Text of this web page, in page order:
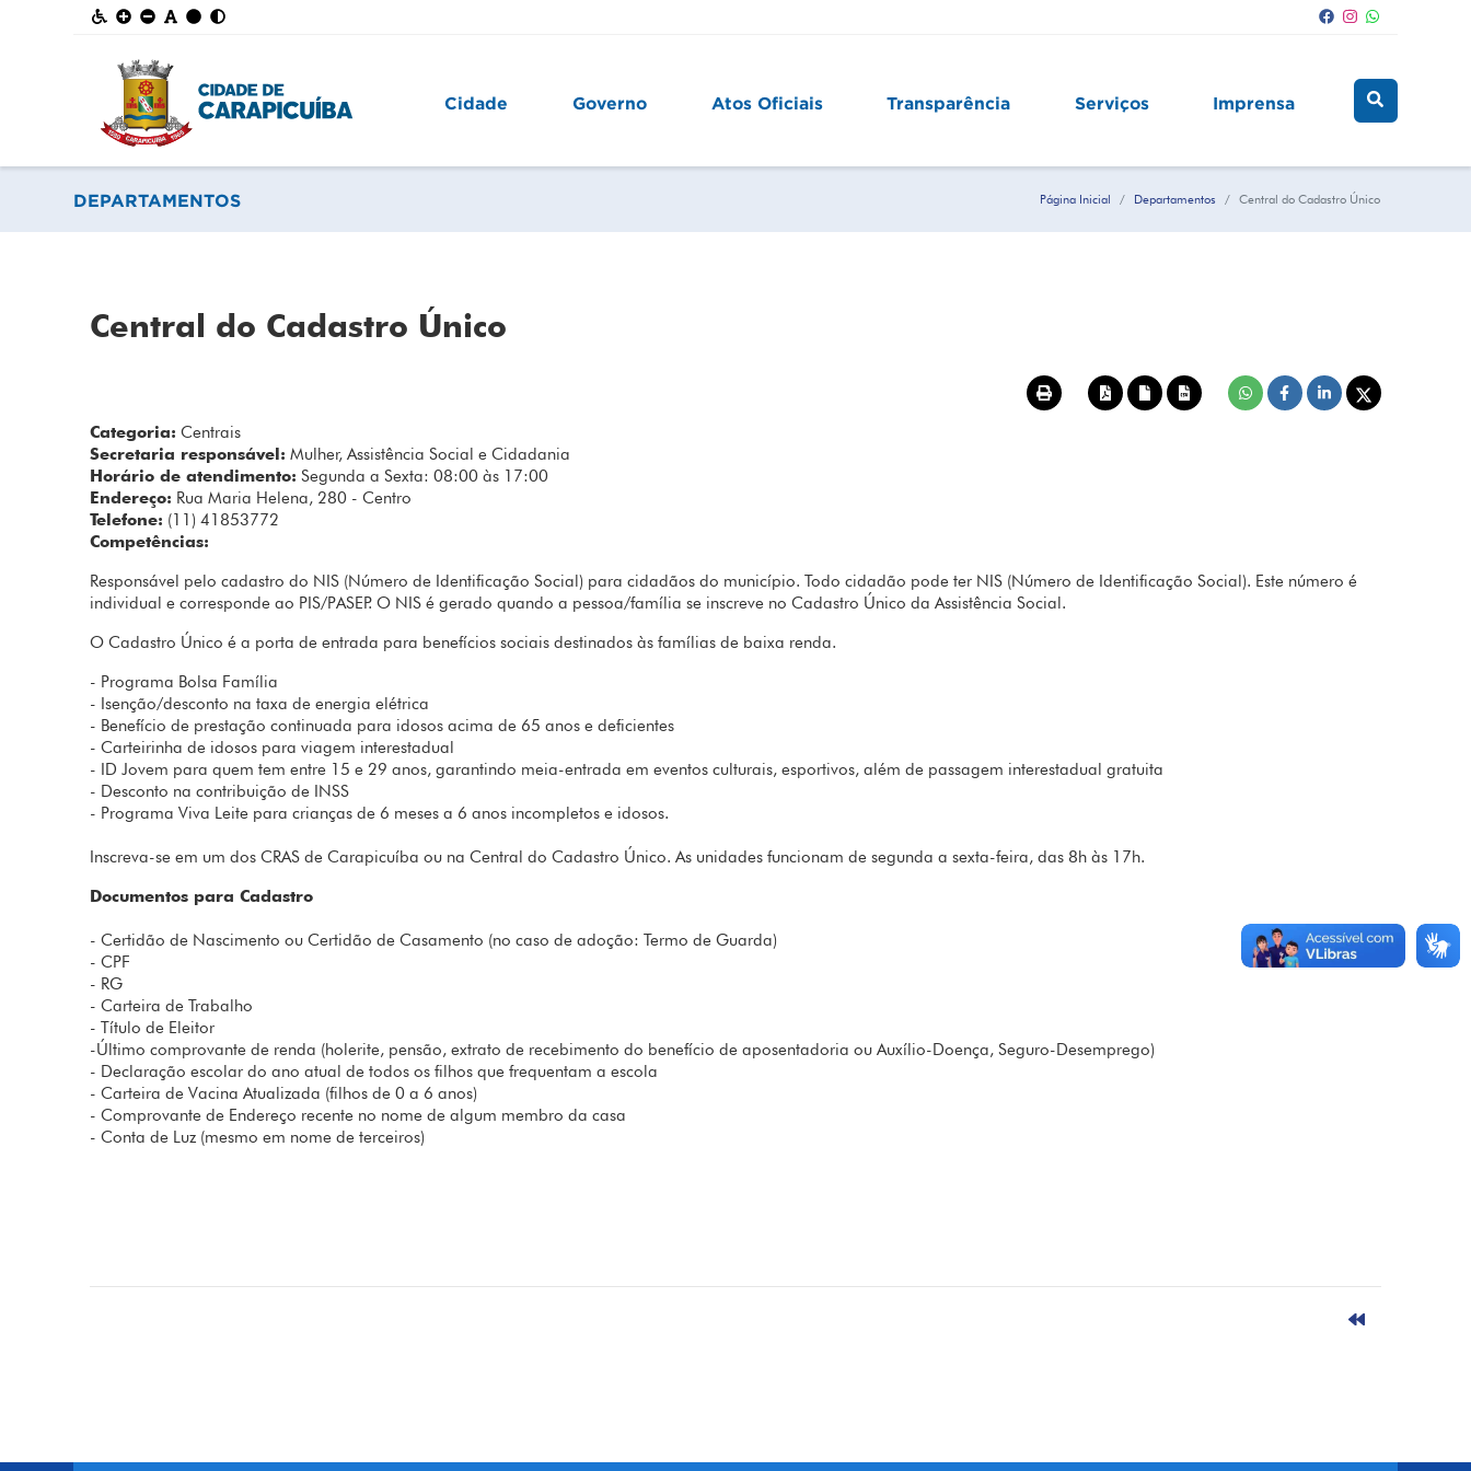
Cidade Governo Atos Oficiais Transparência Serviços Imprensa
DEPARTAMENTOS Página Inicial Departamentos Central do Cadastro Único
Central do Cadastro Único
Categoria: Centrais
Secretaria responsável: Mulher, Assistência Social e Cidadania
Horário de atendimento: Segunda a Sexta: 08:00 às 17:00
Endereço: Rua Maria Helena, 280 - Centro
Telefone: (11) 41853772
Competências:
Responsável pelo cadastro do NIS (Número de Identificação Social) para cidadãos do município. Todo cidadão pode ter NIS (Número de Identificação Social). Este número é
individual e corresponde ao PIS/PASEP. O NIS é gerado quando a pessoa/família se inscreve no Cadastro Único da Assistência Social.
O Cadastro Único é a porta de entrada para benefícios sociais destinados às famílias de baixa renda.
- Programa Bolsa Família
- Isenção/desconto na taxa de energia elétrica
- Benefício de prestação continuada para idosos acima de 65 anos e deficientes
- Carteirinha de idosos para viagem interestadual
- ID Jovem para quem tem entre 15 e 29 anos, garantindo meia-entrada em eventos culturais, esportivos, além de passagem interestadual gratuita
- Desconto na contribuição de INSS
- Programa Viva Leite para crianças de 6 meses a 6 anos incompletos e idosos.
Inscreva-se em um dos CRAS de Carapicuíba ou na Central do Cadastro Único. As unidades funcionam de segunda a sexta-feira, das 8h às 17h.
Documentos para Cadastro
- Certidão de Nascimento ou Certidão de Casamento (no caso de adoção: Termo de Guarda)
- CPF
- RG
- Carteira de Trabalho
- Título de Eleitor
-Último comprovante de renda (holerite, pensão, extrato de recebimento do benefício de aposentadoria ou Auxílio-Doença, Seguro-Desemprego)
- Declaração escolar do ano atual de todos os filhos que frequentam a escola
- Carteira de Vacina Atualizada (filhos de 0 a 6 anos)
- Comprovante de Endereço recente no nome de algum membro da casa
- Conta de Luz (mesmo em nome de terceiros)